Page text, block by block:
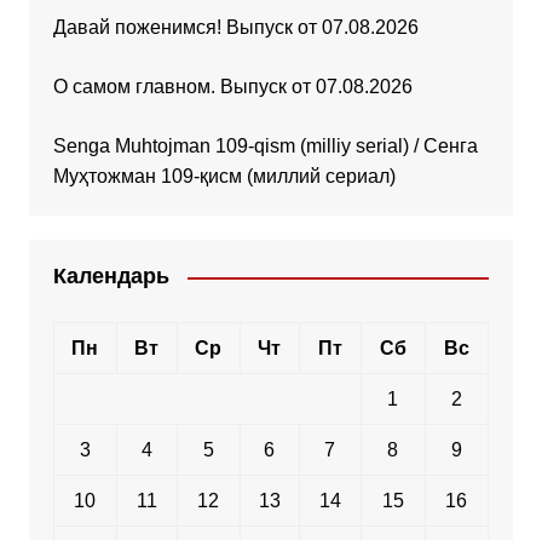
Давай поженимся! Выпуск от 07.08.2026
О самом главном. Выпуск от 07.08.2026
Senga Muhtojman 109-qism (milliy serial) / Сенга
Муҳтожман 109-қисм (миллий сериал)
Календарь
Пн Вт Ср Чт Пт Сб Вс
1 2
3 4 5 6 7 8 9
10 11 12 13 14 15 16